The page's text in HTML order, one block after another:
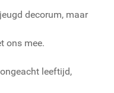
decorum, maar
ons mee.
leeftijd,